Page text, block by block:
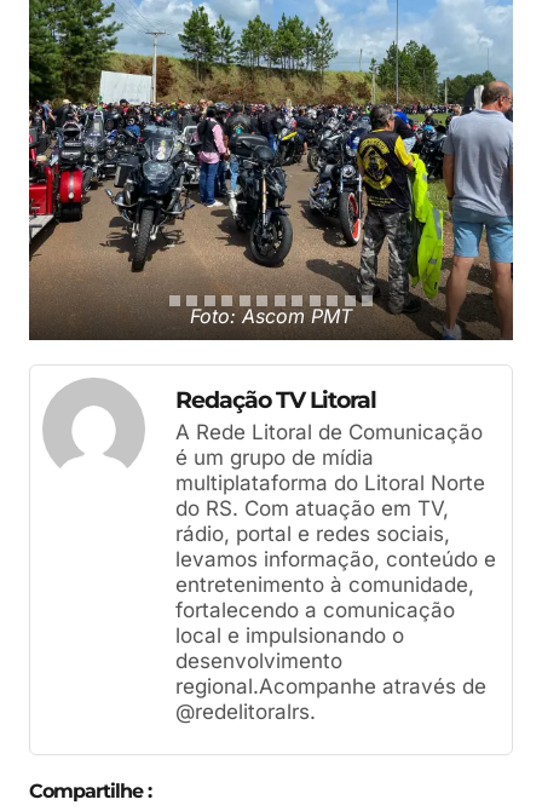
Foto: Ascom PMT
Redação TV Litoral
A Rede Litoral de Comunicação
é um grupo de mídia
multiplataforma do Litoral Norte
do RS. Com atuação em TV,
rádio, portal e redes sociais,
levamos informação, conteúdo e
entretenimento à comunidade,
fortalecendo a comunicação
local e impulsionando o
desenvolvimento
regional.Acompanhe através de
@redelitoralrs.
Compartilhe :